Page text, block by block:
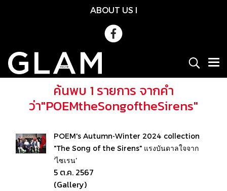
ABOUT US l
ค้นพบ 1 รายการ จากคำ
ว่า"POEMtheSongoftheSirens"
POEM's Autumn-Winter 2024 collection
"The Song of the Sirens" แรงบันดาลใจจาก
‘ไซเรน’
5 ต.ค. 2567
(Gallery)